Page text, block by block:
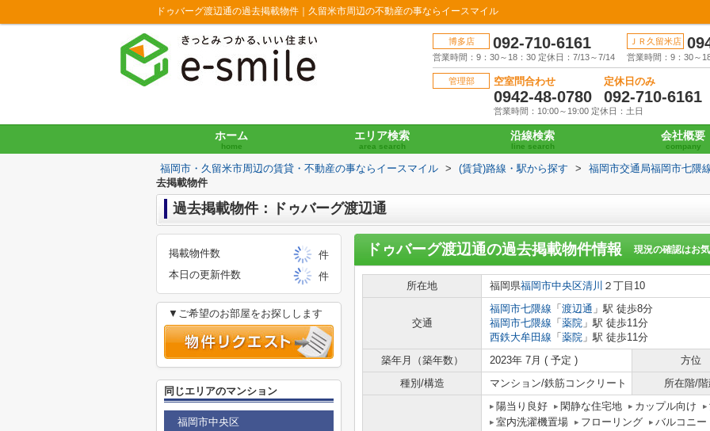
ドゥバーグ渡辺通の過去掲載物件｜久留米市周辺の不動産の事ならイースマイル
博多店 092-710-6161
営業時間：9：30～18：30 定休日：7/13～7/14
ＪＲ久留米店
営業時間：9：30～
管理部 空室問合わせ
0942-48-0780
定休日のみ
092-710-6161
営業時間：10:00～19:00 定休日：土日
ホーム
home
エリア検索
area search
沿線検索
line search
会社概要
company
福岡市・久留米市周辺の賃貸・不動産の事ならイースマイル > (賃貸)路線・駅から探す > 福岡市交通局福岡市七隈
去掲載物件
過去掲載物件：ドゥバーグ渡辺通
ドゥバーグ渡辺通の過去掲載物件情報 現況の確認はお
所在地 福岡県福岡市中央区清川 ２丁目10
交通
福岡市七隈線 「 渡辺通 」駅 徒歩8分
福岡市七隈線 「 薬院 」駅 徒歩11分
西鉄大牟田線 「 薬院 」駅 徒歩11分
築年月（築年数）
2023年 7月 ( 予定 ) 方位
種別/構造
マンション/鉄筋コンクリート 所在階/階
陽当り良好 閑静な住宅地 カップル向け
室内洗濯機置場
フローリング バルコニー
掲載物件数
件
本日の更新件数
件
▼ご希望のお部屋をお探しします
同じエリアのマンション
福岡市中央区